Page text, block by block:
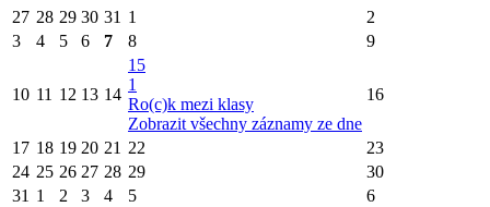
27 28 29 30 31 1
2
3
4 5 6 7 8 9
10 11 12 13 14
15
1
Ro(c)k mezi klasy
Zobrazit všechny záznamy ze dne
16
17 18 19 20 21 22
23
24 25 26 27 28 29
30
31 1 2 3 4 5 6